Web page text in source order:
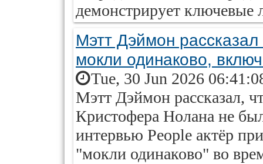
демонстрирует ключевые
Мэтт Дэймон
мокли одинаково,
Tue, 30 Jun 2026
Мэтт Дэймон рассказал,
Кристофера Нолана не
интервью People актёр
"мокли одинаково" во